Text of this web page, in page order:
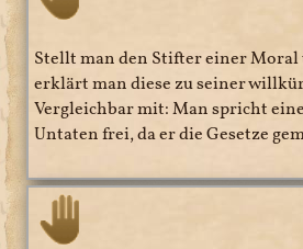
Stellt man den Stifter einer Moral
erklärt man diese zu seiner
Vergleichbar mit: Man spricht
Untaten frei, da er die Gesetze